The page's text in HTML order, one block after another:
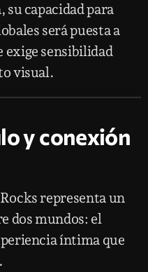
su capacidad para
será puesta a
exige sensibilidad
visual.
y conexión
representa un
dos mundos: el
íntima que